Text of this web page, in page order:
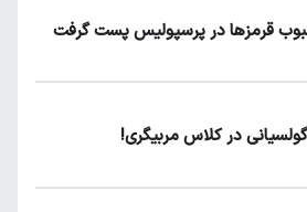
قرمزها در پرسپولیس پست گرفت
در کلاس مربیگری!